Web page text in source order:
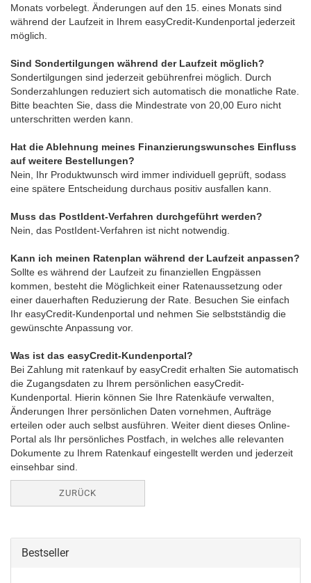
Monats vorbelegt. Änderungen auf den 15. eines Monats sind
während der Laufzeit in Ihrem easyCredit-Kundenportal jederzeit
möglich.
Sind Sondertilgungen während der Laufzeit möglich?
Sondertilgungen sind jederzeit gebührenfrei möglich. Durch
Sonderzahlungen reduziert sich automatisch die monatliche Rate.
Bitte beachten Sie, dass die Mindestrate von 20,00 Euro nicht
unterschritten werden kann.
Hat die Ablehnung meines Finanzierungswunsches Einfluss
auf weitere Bestellungen?
Nein, Ihr Produktwunsch wird immer individuell geprüft, sodass
eine spätere Entscheidung durchaus positiv ausfallen kann.
Muss das PostIdent-Verfahren durchgeführt werden?
Nein, das PostIdent-Verfahren ist nicht notwendig.
Kann ich meinen Ratenplan während der Laufzeit anpassen?
Sollte es während der Laufzeit zu finanziellen Engpässen
kommen, besteht die Möglichkeit einer Ratenaussetzung oder
einer dauerhaften Reduzierung der Rate. Besuchen Sie einfach
Ihr easyCredit-Kundenportal und nehmen Sie selbstständig die
gewünschte Anpassung vor.
Was ist das easyCredit-Kundenportal?
Bei Zahlung mit ratenkauf by easyCredit erhalten Sie automatisch
die Zugangsdaten zu Ihrem persönlichen easyCredit-
Kundenportal. Hierin können Sie Ihre Ratenkäufe verwalten,
Änderungen Ihrer persönlichen Daten vornehmen, Aufträge
erteilen oder auch selbst ausführen. Weiter dient dieses Online-
Portal als Ihr persönliches Postfach, in welches alle relevanten
Dokumente zu Ihrem Ratenkauf eingestellt werden und jederzeit
einsehbar sind.
ZURÜCK
Bestseller